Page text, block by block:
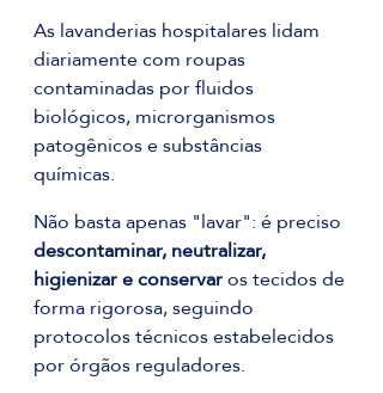
As lavanderias hospitalares lidam
diariamente com roupas
contaminadas por fluidos
biológicos, microrganismos
patogênicos e substâncias
químicas.
Não basta apenas "lavar": é preciso
descontaminar, neutralizar,
higienizar e conservar os tecidos de
forma rigorosa, seguindo
protocolos técnicos estabelecidos
por órgãos reguladores.